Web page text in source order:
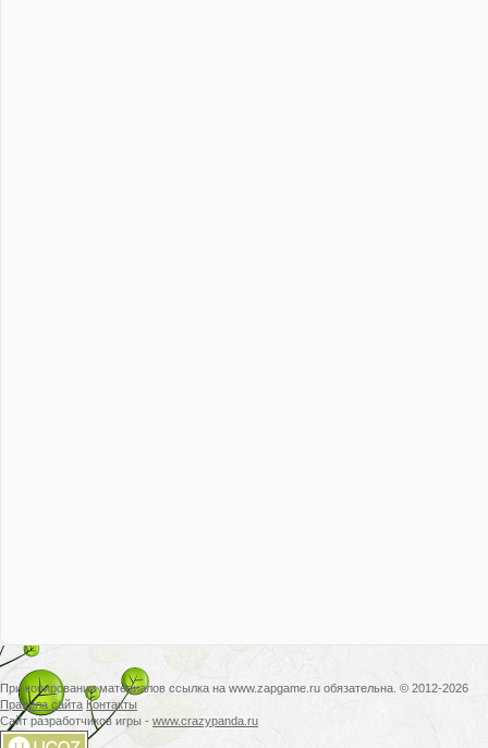
При копировании материалов ссылка на www.zapgame.ru обязательна. © 2012-2026
Правила сайта Контакты
Сайт разработчиков игры - www.crazypanda.ru